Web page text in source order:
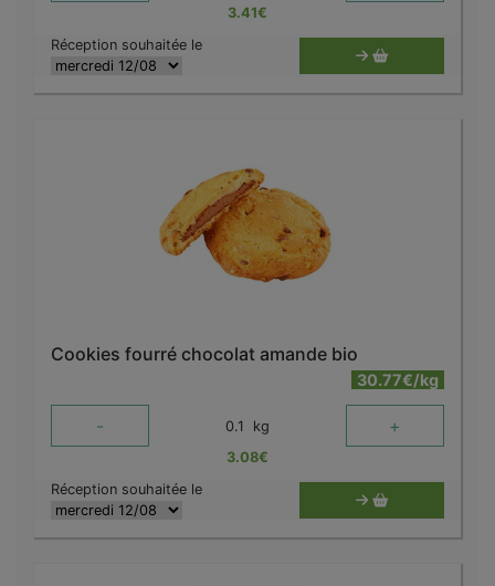
3.41€
Réception souhaitée le
Cookies fourré chocolat amande bio
30.77€/kg
- 0.1 kg +
3.08€
Réception souhaitée le